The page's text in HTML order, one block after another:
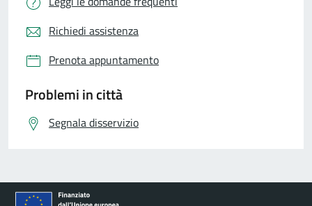
Richiedi assistenza
Prenota appuntamento
Problemi in città
Segnala disservizio